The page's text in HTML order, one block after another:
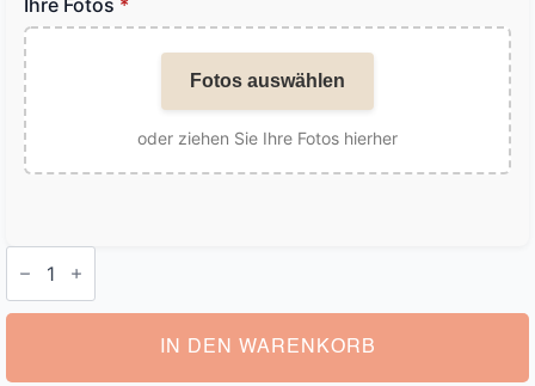
Fotos auswählen
oder ziehen Sie Ihre Fotos hierher
Boxershorts
Herren
Bild
IN DEN WARENKORB